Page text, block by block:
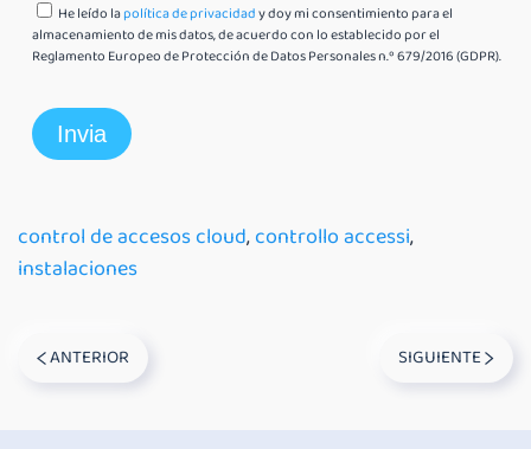
He leído lapolítica de privacidady doy mi consentimiento para el
almacenamiento de mis datos, de acuerdo con lo establecido por el
Reglamento Europeo de Protección de Datos Personales n.º 679/2016 (GDPR).
control de accesos cloud,controllo accessi,
instalaciones
ANTERIOR SIGUIENTE